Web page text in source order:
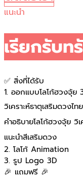
แนะนำ
เรียกรับ
✅ สิ่งที่ได้รับ
1. ออกแบบโลโก้ฮวงจุ้
วิเคราะห์ธาตุเสริมดวงไ
คำอธิบายโลโก้ฮวงจุ้ย วิ
แนะนำสีเสริมดวง
2. โลโก้ Animation
3. รูป Logo 3D
🎉 แถมฟรี 🎉